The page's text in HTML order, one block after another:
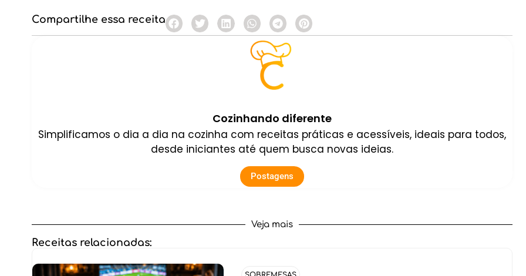
Compartilhe essa receita
Cozinhando diferente
Simplificamos o dia a dia na cozinha com receitas práticas e acessíveis, ideais para todos,
desde iniciantes até quem busca novas ideias.
Postagens
Veja mais
Receitas relacionadas: